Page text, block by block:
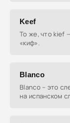
Keef
То же, что kief
«киф».
Blanco
Blanco – это
на испанском